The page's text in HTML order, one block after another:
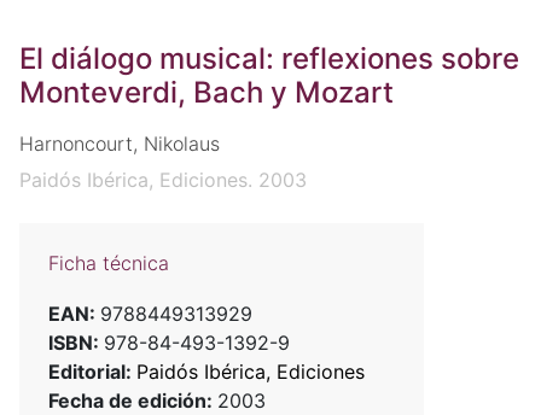
El diálogo musical: reflexiones sobre
Monteverdi, Bach y Mozart
Harnoncourt, Nikolaus
Paidós Ibérica, Ediciones. 2003
Ficha técnica
EAN: 9788449313929
ISBN: 978-84-493-1392-9
Editorial: Paidós Ibérica, Ediciones
Fecha de edición: 2003